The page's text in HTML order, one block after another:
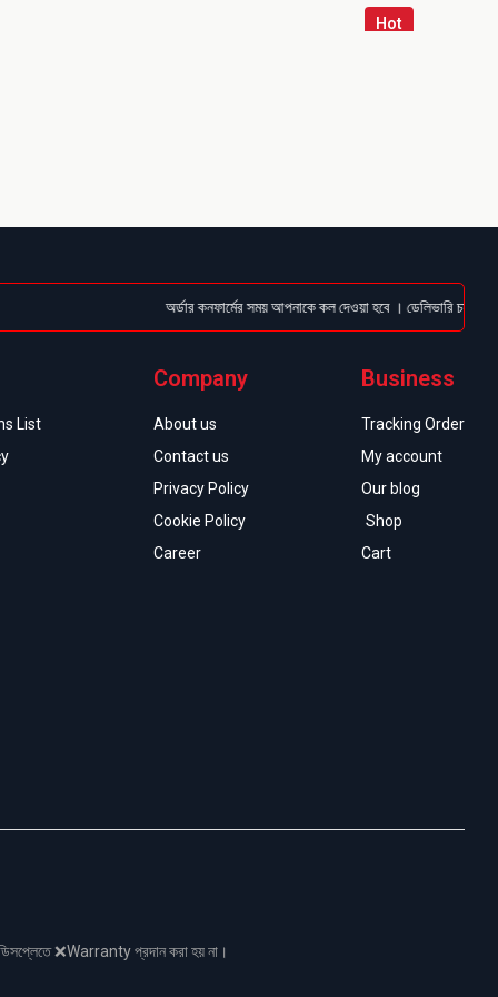
Hot
অর্ডার কনফার্মের সময় আপনাকে কল দেওয়া হবে । ডেলিভারি চার্জটা
List
Company
About us
Contact us
Privacy Policy
Cookie Policy
Career
Business
Tracking Order
My account
Our blog
Shop
Cart
❌Warranty প্রদান করা হয় না।